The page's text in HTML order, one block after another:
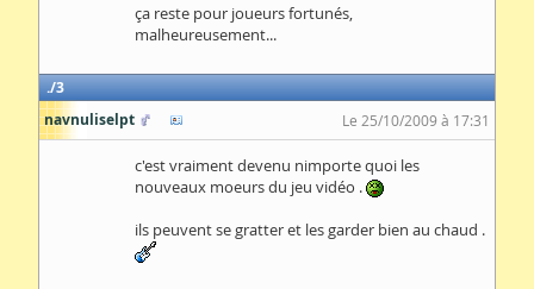
ça reste pour joueurs fortunés,
malheureusement...
3
navnuliselpt
Le 25/10/2009 à 17:31
c'est vraiment devenu nimporte quoi les
nouveaux moeurs du jeu vidéo .
ils peuvent se gratter et les garder bien au chaud .